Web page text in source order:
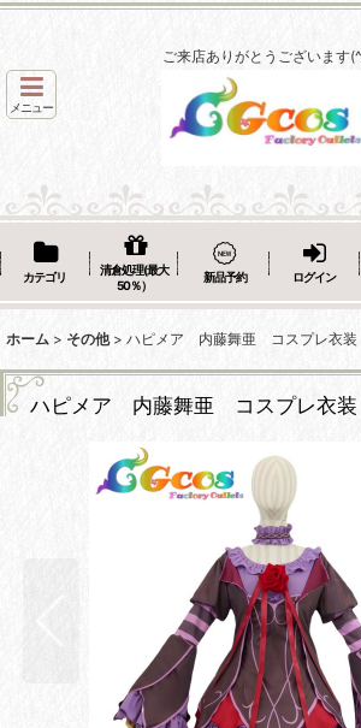
ご来店ありがとうございます
メニュー
カテゴリ
清倉処理(最大
50％）
新品予約 ログイン
ホーム > その他 > ハピメア 内藤舞亜 コスプレ衣装
ハピメア 内藤舞亜 コスプレ衣装